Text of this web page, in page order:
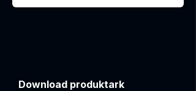
Download produktark